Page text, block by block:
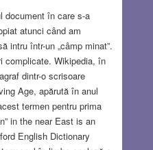
document în care s-a
atunci când am
intru într-un „câmp minat”.
complicate. Wikipedia, în
dintr-o scrisoare
Age, apărută în anul
termen pentru prima
in the near East is an
English Dictionary